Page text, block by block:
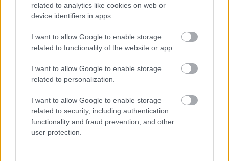
related to analytics like cookies on web or
device identifiers in apps.
I want to allow Google to enable storage
related to functionality of the website or app.
I want to allow Google to enable storage
related to personalization.
I want to allow Google to enable storage
related to security, including authentication
functionality and fraud prevention, and other
user protection.
Óriási bevétel-visszaesést könyvelhetett el az F1 a
második negyedévben